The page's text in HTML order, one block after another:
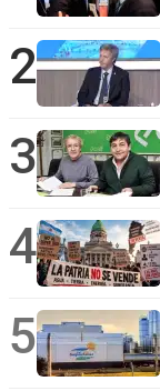
2
3
4
5